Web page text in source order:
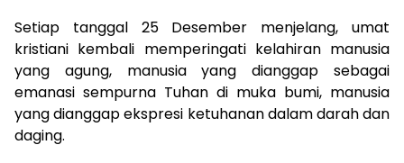
Setiap tanggal 25 Desember menjelang, umat
kristiani kembali memperingati kelahiran manusia
yang agung, manusia yang dianggap sebagai
emanasi sempurna Tuhan di muka bumi, manusia
yang dianggap ekspresi ketuhanan dalam darah dan
daging.